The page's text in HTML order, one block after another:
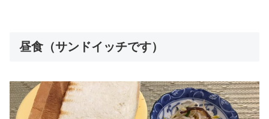
昼食（サンドイッチです）